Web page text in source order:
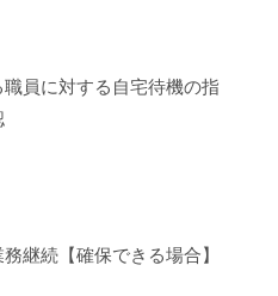
員に対する自宅待機の指
継続【確保できる場合】